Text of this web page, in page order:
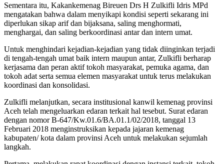
Sementara itu, Kakankemenag Bireuen Drs H Zulkifli Idris MPd
mengatakan bahwa dalam menyikapi kondisi seperti sekarang ini
diperlukan sikap arif dan bijaksana, saling menghormati,
menghargai, dan saling berkoordinasi antar dan intern umat.
Untuk menghindari kejadian-kejadian yang tidak diinginkan terjadi
di tengah-tengah umat baik intern maupun antar, Zulkifli berharap
kerjasama dan peran aktif tokoh masyarakat, pemuka agama, dan
tokoh adat serta semua elemen masyarakat untuk terus melakukan
koordinasi dan konsolidasi.
Zulkifli melanjutkan, secara institusional kanwil kemenag provinsi
Aceh telah mengeluarkan edaran terkait hal tesebut. Surat edaran
dengan nomor B-647/Kw.01.6/BA.01.1/02/2018, tanggal 13
Februari 2018 menginstruksikan kepada jajaran kemenag
kabupaten/ kota dalam provinsi Aceh untuk melakukan sejumlah
langkah.